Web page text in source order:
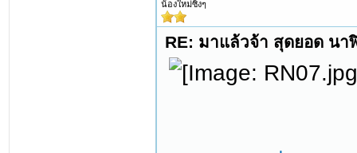
น้องใหม่ซิงๆ
RE: มาแล้วจ้า สุดยอด น